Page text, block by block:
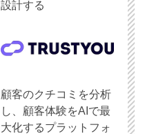
設計する
顧客のクチコミを分析
し、顧客体験をAIで最
大化するプラットフォ